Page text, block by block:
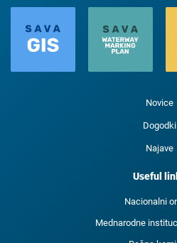
Novice
Dogodki
Najave
Useful
Nacionalni
Mednarodne